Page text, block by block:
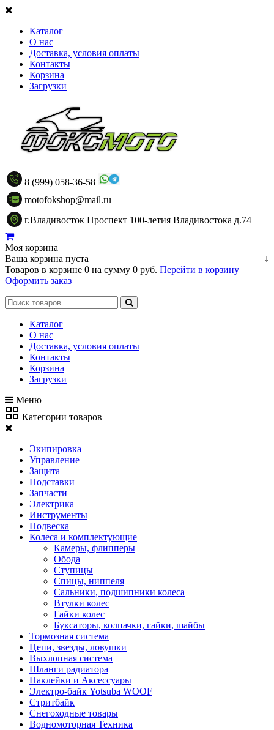
Каталог
О нас
Доставка, условия оплаты
Контакты
Корзина
Загрузки
8 (999) 058-36-58
motofokshop@mail.ru
г.Владивосток Проспект 100-летия Владивостока д.74
Моя корзина
↓
Ваша корзина пуста
Товаров в корзине 0 на сумму 0 руб. Перейти в корзину
Оформить заказ
Каталог
О нас
Доставка, условия оплаты
Контакты
Корзина
Загрузки
Меню
Категории товаров
Экипировка
Управление
Защита
Подставки
Запчасти
Электрика
Инструменты
Подвеска
Колеса и комплектующие
Камеры, флипперы
Обода
Ступицы
Спицы, ниппеля
Сальники, подшипники колеса
Втулки колес
Гайки колес
Буксаторы, колпачки, гайки, шайбы
Тормозная система
Цепи, звезды, ловушки
Выхлопная система
Шланги радиатора
Наклейки и Аксессуары
Электро-байк Yotsuba WOOF
Стритбайк
Снегоходные товары
Водномоторная Техника